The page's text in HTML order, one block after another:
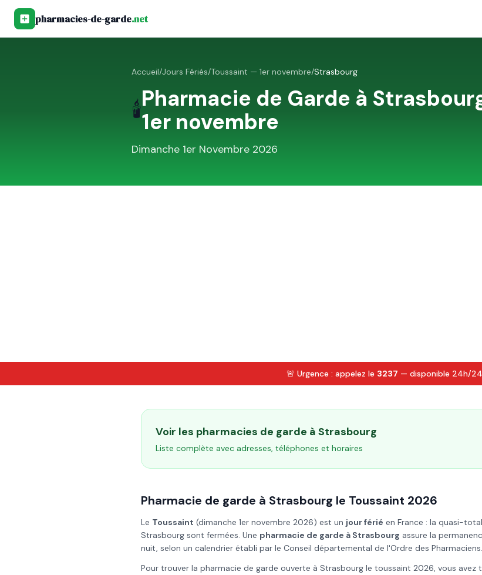
pharmacies-de-garde.net
Accueil/Jours Fériés/Toussaint — 1er novembre/Strasbourg
🕯️Pharmacie de Garde à
1er novembre
Dimanche 1er Novembre 2026
🚨 Urgence : appelez le 3237 — disponible 24h/
Voir les pharmacies de garde à Strasbourg
Liste complète avec adresses, téléphones et horaires
Pharmacie de garde à Strasbourg le Toussaint 2026
Le Toussaint (dimanche 1er novembre 2026) est un jour férié en France : la quasi-
Strasbourg sont fermées. Une pharmacie de garde à Strasbourg assure la
nuit, selon un calendrier établi par le Conseil départemental de l'Ordre des Pharmaciens.
Pour trouver la pharmacie de garde ouverte à Strasbourg le toussaint 2026, vous avez